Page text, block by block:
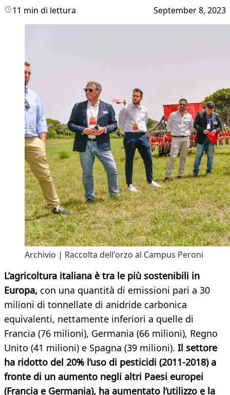
11 min di lettura September 8, 2023
Archivio | Raccolta dell'orzo al Campus Peroni
L’agricoltura italiana è tra le più sostenibili in
Europa, con una quantità di emissioni pari a 30
milioni di tonnellate di anidride carbonica
equivalenti, nettamente inferiori a quelle di
Francia (76 milioni), Germania (66 milioni), Regno
Unito (41 milioni) e Spagna (39 milioni). Il settore
ha ridotto del 20% l’uso di pesticidi (2011-2018)a
fronte di un aumento negli altri Paesi europei
(Francia e Germania), ha aumentato l’utilizzo e la